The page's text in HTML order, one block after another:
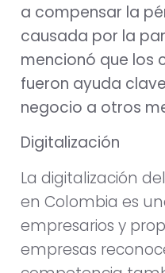
a compensar la
causada por la
mencionó que los
fueron ayuda
negocio a otros
Digitalización
La digitalización
en Colombia es
empresarios y
empresas